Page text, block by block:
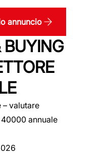
annuncio
BUYING
– valutare
annuale